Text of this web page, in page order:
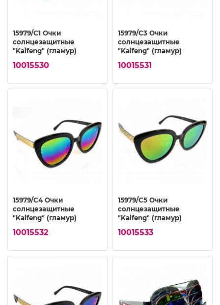
15979/C1 Очки
солнцезащитные
"Kaifeng" (гламур)
10015530
15979/C3 Очки
солнцезащитные
"Kaifeng" (гламур)
10015531
15979/C4 Очки
солнцезащитные
"Kaifeng" (гламур)
10015532
15979/C5 Очки
солнцезащитные
"Kaifeng" (гламур)
10015533